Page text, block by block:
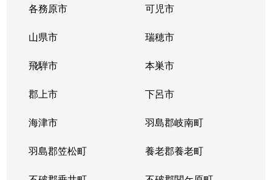
各務原市 可児市
山県市 瑞穂市
飛騨市 本巣市
郡上市 下呂市
海津市 羽島郡岐南町
羽島郡笠松町 養老郡養老町